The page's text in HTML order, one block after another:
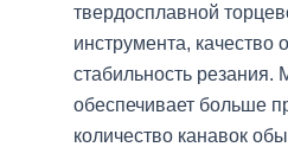
твердосплавной
инструмента, качество
стабильность резания.
обеспечивает больше
количество канавок